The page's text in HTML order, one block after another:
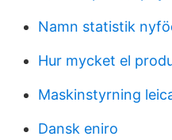
Namn statistik
Hur mycket el
Maskinstyrning
Dansk eniro